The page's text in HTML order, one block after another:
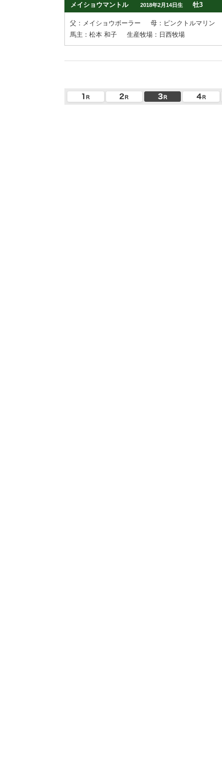
メイショウマントル
2018年2月14日生 牡3
父：メイショウボーラー
母：ピンクトルマリン
馬主：松本 和子
生産牧場：日西牧場